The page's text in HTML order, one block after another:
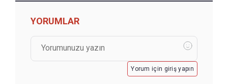
YORUMLAR
Yorum için giriş yapın